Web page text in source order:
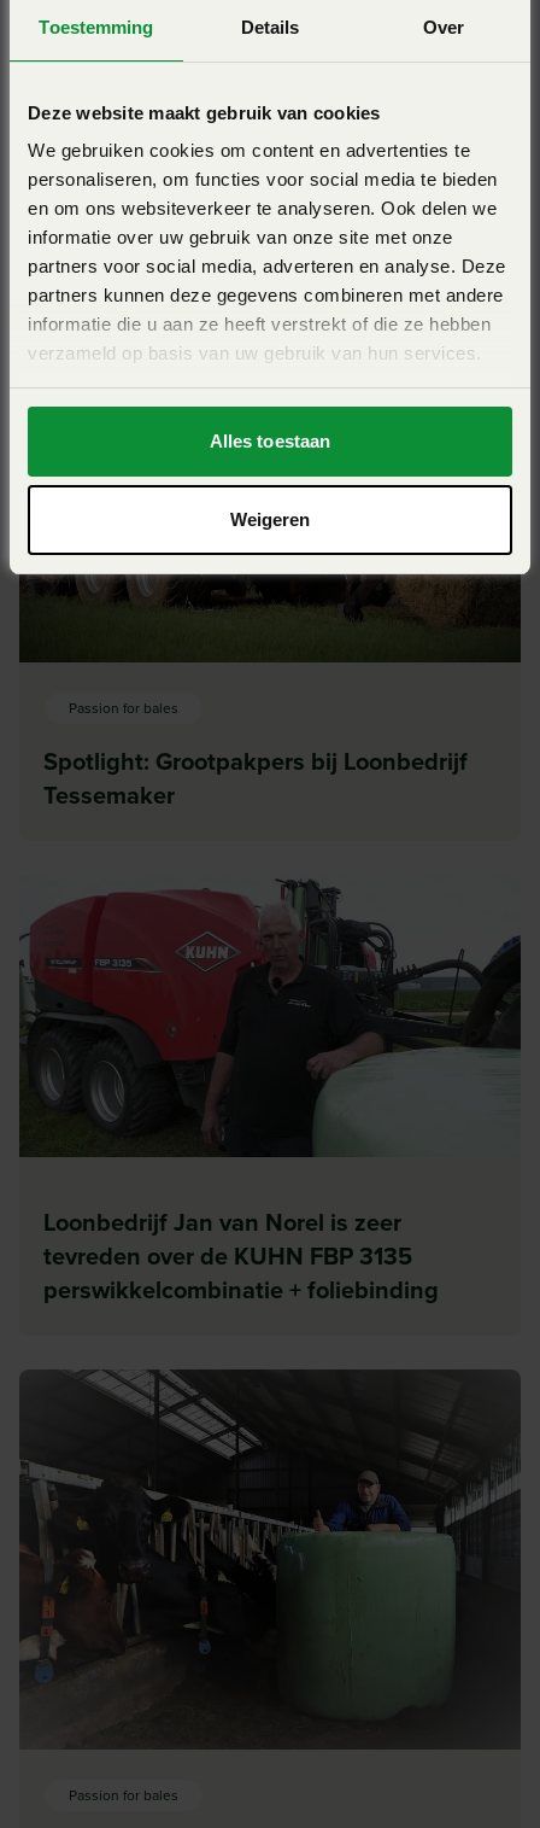
Toestemming Details Over
Deze website maakt gebruik van cookies
We gebruiken cookies om content en advertenties te
personaliseren, om functies voor social media te bieden
en om ons websiteverkeer te analyseren. Ook delen we
informatie over uw gebruik van onze site met onze
partners voor social media, adverteren en analyse. Deze
partners kunnen deze gegevens combineren met andere
informatie die u aan ze heeft verstrekt of die ze hebben
verzameld op basis van uw gebruik van hun services.
Alles toestaan
Weigeren
betreft is het beter om gras in balen te persen. Daarbij lijd
je zo min mogelijk verlies. Dat moet ook zo snel mogelijk,
wikkelen het drogestofpercentage drastisch beïnvloedt. Elk
uur dat je langer wacht met afdichten, verlies je 1,5 procent
drogestof.”
Passion for bales
Spotlight: Grootpakpers bij Loonbedrijf
Tessemaker
Loonbedrijf Jan van Norel is zeer
tevreden over de KUHN FBP 3135
perswikkelcombinatie + foliebinding
Passion for bales